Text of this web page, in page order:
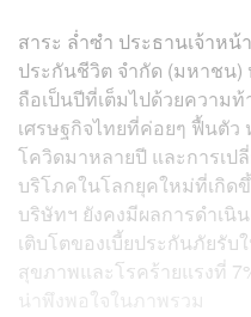
สาระ ล่ำซำ ประธานเจ้าห
ประกันชีวิต จำกัด (มหาชน)
ถือเป็นปีที่เต็มไปด้วยความ
เศรษฐกิจไทยที่ค่อยๆ ฟื้นตัว
โควิดมาหลายปี และการเ
บริโภคในโลกยุคใหม่ที่เกิด
บริษัทฯ ยังคงมีผลการดำเนิ
เติบโตของเบี้ยประกันภัยรับ
สุขภาพและโรคร้ายแรงที่
น่าพึงพอใจในภาพรวม